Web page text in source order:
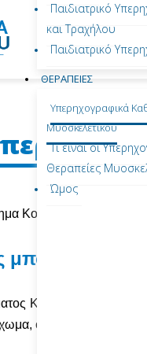
Παιδιατρικό
και Τραχήλου
Παιδιατρικό
ΘΕΡΑΠΕΙΕΣ
Υπερηχογραφικά
Μυοσκελετικού
Τι είναι οι
Θεραπείες
Ώμος
Κοιλιακού Τοιχώματος
μπορούν να
Κοιλιακού
όπως: